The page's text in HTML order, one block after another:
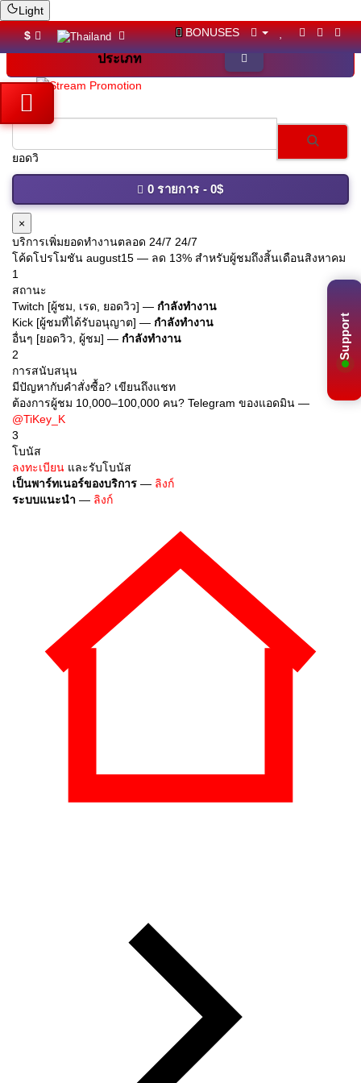
Light
Support
$ BONUSES
ยอดวิว TikTo
0 รายการ - 0$
×
บริการเพิ่มยอดทำงานตลอด 24/7 24/7
โค้ดโปรโมชัน august15 — ลด 13% สำหรับผู้ชมถึงสิ้นเดือนสิงหาคม
1
สถานะ
Twitch [ผู้ชม, เรด, ยอดวิว] — กำลังทำงาน
Kick [ผู้ชมที่ได้รับอนุญาต] — กำลังทำงาน
อื่นๆ [ยอดวิว, ผู้ชม] — กำลังทำงาน
2
การสนับสนุน
มีปัญหากับคำสั่งซื้อ? เขียนถึงแชท
ต้องการผู้ชม 10,000–100,000 คน? Telegram ของแอดมิน —
@TiKey_K
3
โบนัส
ลงทะเบียน และรับโบนัส
เป็นพาร์ทเนอร์ของบริการ — ลิงก์
ระบบแนะนำ — ลิงก์
ประเภท